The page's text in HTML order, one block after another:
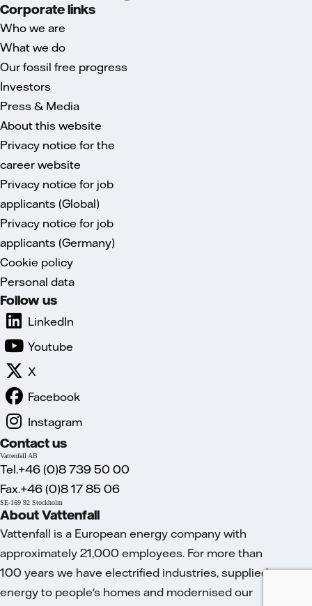
Corporate links
Who we are
What we do
Our fossil free progress
Investors
Press & Media
About this website
Privacy notice for the
career website
Privacy notice for job
applicants (Global)
Privacy notice for job
applicants (Germany)
Cookie policy
Personal data
Follow us
LinkedIn
Youtube
X
Facebook
Instagram
Contact us
Vattenfall AB
Tel.+46 (0)8 739 50 00
Fax.+46 (0)8 17 85 06
SE-169 92 Stockholm
About Vattenfall
Vattenfall is a European energy company with
approximately 21,000 employees. For more than
100 years we have electrified industries, supplied
energy to people's homes and modernised our